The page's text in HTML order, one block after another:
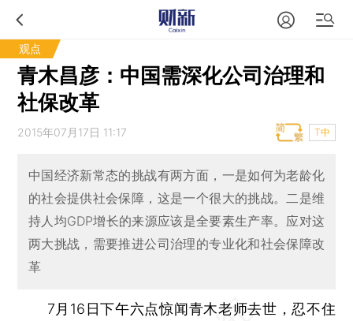
观点
青木昌彦：中国需深化公司治理和
社保改革
2015年07月17日 11:17 T中
中国经济新常态的挑战有两方面，一是如何为老龄化
的社会提供社会保障，这是一个很大的挑战。二是维
持人均GDP增长的来源应该是全要素生产率。应对这
两大挑战，需要推进公司治理的专业化和社会保障改
革
7月16日下午六点惊闻青木老师去世，忍不住